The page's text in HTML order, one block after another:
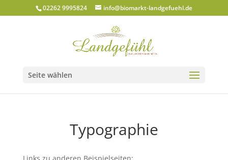
02262 9995824 info@biomarkt-landgefuehl.de
Seite wählen
Typographie